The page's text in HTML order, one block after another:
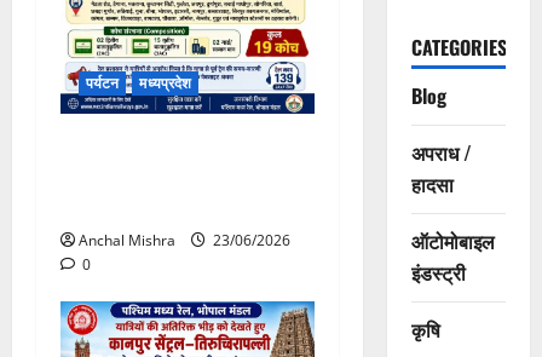
पर्यटन मध्यप्रदेश
Anchal Mishra
23/06/2026
0
CATEGORIES
Blog
अपराध /
हादसा
ऑटोमोबाइल
इंडस्ट्री
कृषि